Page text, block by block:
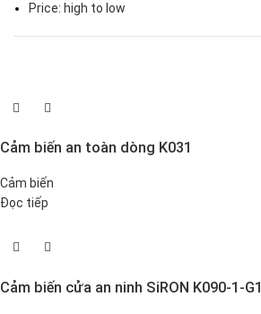
Price: high to low
Cảm biến an toàn dòng K031
Cảm biến
Đọc tiếp
Cảm biến cửa an ninh SiRON K090-1-G1